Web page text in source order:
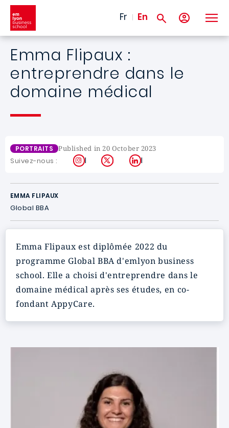
Skip to main content
Fr En
Emma Flipaux :
entreprendre dans le
domaine médical
PORTRAITS Published in 20 October 2023
Suivez-nous : Instagram
X LinkedIn
EMMA FLIPAUX
Global BBA
Emma Flipaux est diplômée 2022 du
programme Global BBA d'emlyon business
school. Elle a choisi d'entreprendre dans le
domaine médical après ses études, en co-
fondant AppyCare.